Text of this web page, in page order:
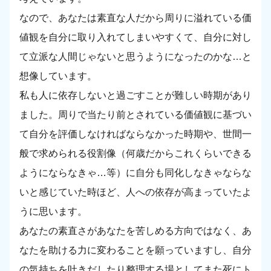
なので、あなたは素直な人だから周りに溢れている価
値観を自分に取り入れてしまいやすくて、自分に対し
て立派な人間じゃないと思うようになったのかな…と
想像しています。
私も人に依存しないと過ごすことが難しい時期があり
ました。周りで当たり前とされている価値観に基づい
て自分を評価しなければならなかった時期や、世間一
般で求められる役割像（何歳だからこれくらいできる
ようにならなきゃ…等）に自分も同化しなきゃならな
いと感じていた時ほど、人への依存が高まっていたよ
うに思います。
あなたの素直さがあなたを苦しめる方向ではなく、あ
なたを助ける力に変わることを願っていますし、自分